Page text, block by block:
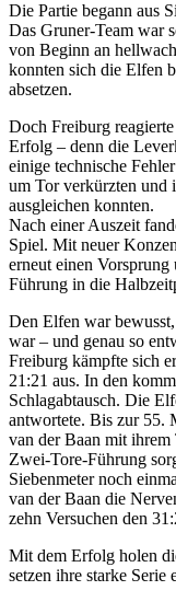
Die Partie begann aus
Das Gruner-Team war
von Beginn an
konnten sich die Elfen
absetzen.
Doch Freiburg
Erfolg – denn die
einige technische
um Tor verkürzten und
ausgleichen konnten.
Nach einer Auszeit
Spiel. Mit neuer
erneut einen
Führung in die
Den Elfen war
war – und genau so
Freiburg kämpfte sich
21:21 aus. In den
Schlagabtausch. Die
antwortete. Bis zur 55.
van der Baan mit
Zwei-Tore-Führung
Siebenmeter noch
van der Baan die
zehn Versuchen den
Mit dem Erfolg holen
setzen ihre starke